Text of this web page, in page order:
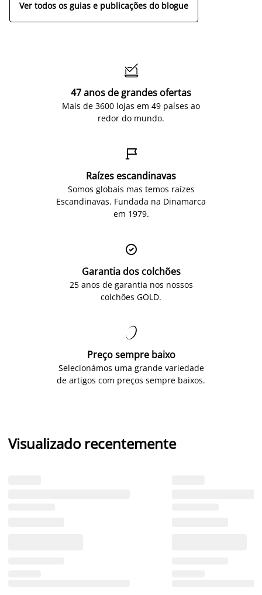
Ver todos os guias e publicações do blogue

47 anos de grandes ofertas
Mais de 3600 lojas em 49 países ao
redor do mundo.

Raízes escandinavas
Somos globais mas temos raízes
Escandinavas. Fundada na Dinamarca
em 1979.

Garantia dos colchões
25 anos de garantia nos nossos
colchões GOLD.

Preço sempre baixo
Selecionámos uma grande variedade
de artigos com preços sempre baixos.
Visualizado recentemente